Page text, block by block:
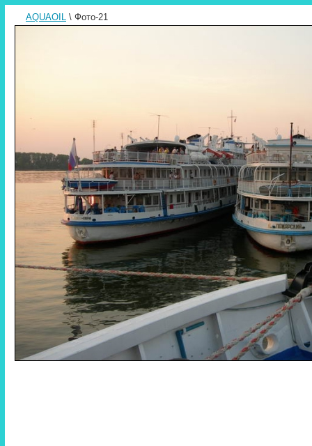
AQUAOIL \ Фото-21